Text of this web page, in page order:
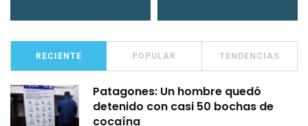
RECIENTE POPULAR TENDENCIAS
Patagones: Un hombre quedó
detenido con casi 50 bochas de
cocaína